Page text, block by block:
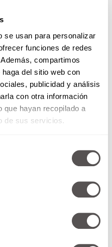
se usan para personalizar
funciones de redes
compartimos
del sitio web con
publicidad y análisis
con otra información
que hayan recopilado a
de sus servicios.